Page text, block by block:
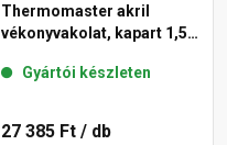
Thermomaster akril
vékonyvakolat, kapart 1,5
Gyártói készleten
27 385 Ft / db